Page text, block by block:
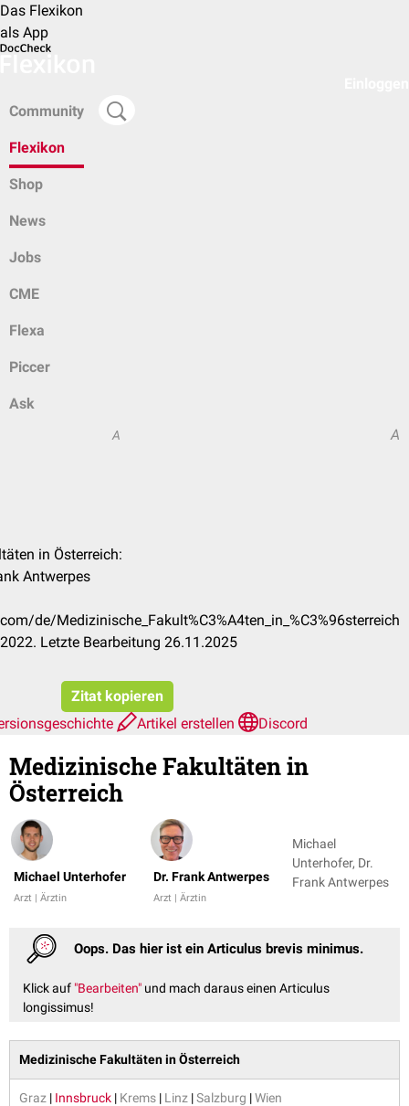
Das Flexikon
als App
Community
Flexikon
Shop
News
Jobs
CME
Flexa
Piccer
Ask
A A
in Österreich:
Antwerpes
de/Medizinische_Fakult%C3%A4ten_in_%C3%96sterreich
Letzte Bearbeitung 26.11.2025
Zitat kopieren
Artikel erstellen Discord
Medizinische Fakultäten in
Österreich
Michael Unterhofer
Arzt | Ärztin
Dr. Frank Antwerpes
Arzt | Ärztin
Michael
Unterhofer, Dr.
Frank Antwerpes
Oops. Das hier ist ein Articulus brevis minimus.
Klick auf "Bearbeiten" und mach daraus einen Articulus
longissimus!
Medizinische Fakultäten in Österreich
Graz | Innsbruck | Krems | Linz |Salzburg |Wien